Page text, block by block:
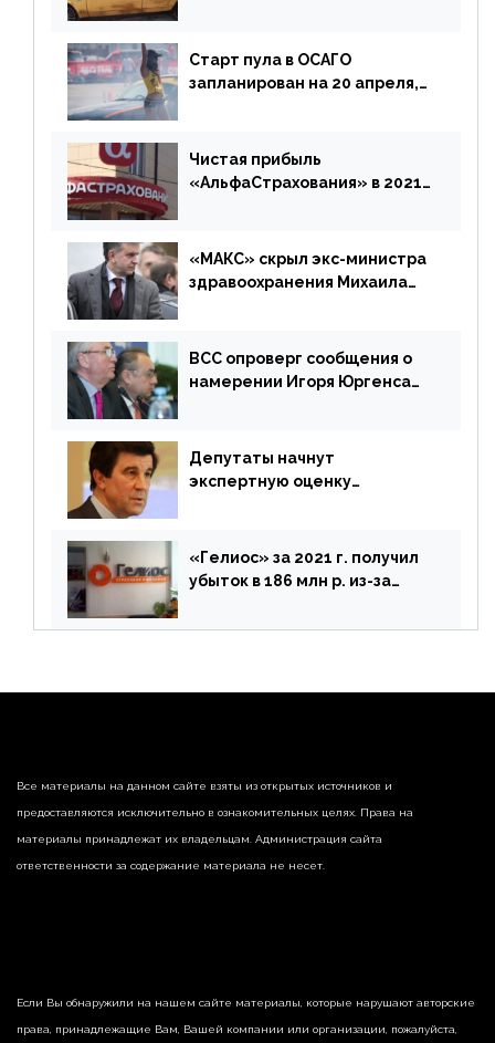
Старт пула в ОСАГО
запланирован на 20 апреля,
дублировать [дополнено]
Чистая прибыль
«АльфаСтрахования» в 2021
«МАКС» скрыл экс-министра
здравоохранения Михаила
ВСС опроверг сообщения о
намерении Игоря Юргенса
Депутаты начнут
экспертную оценку
«Гелиос» за 2021 г. получил
убыток в 186 млн р. из-за
реализации недвижимости
Все материалы на данном сайте взяты из открытых источников и
предоставляются исключительно в ознакомительных целях. Права на
материалы принадлежат их владельцам. Администрация сайта
ответственности за содержание материала не несет.
Если Вы обнаружили на нашем сайте материалы, которые нарушают авторские
права, принадлежащие Вам, Вашей компании или организации, пожалуйста,